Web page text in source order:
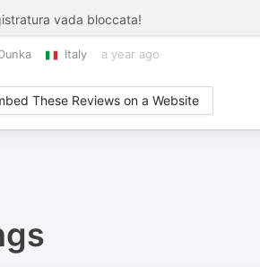
vada bloccata!
Italy a year ago
These Reviews on a Website